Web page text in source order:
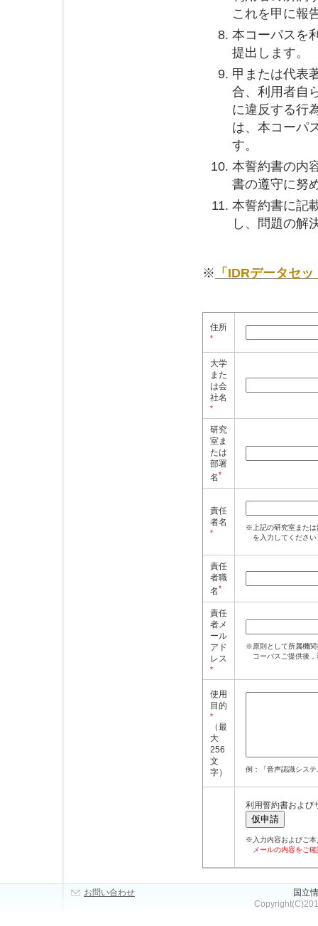
これを甲に報
本コーパスを
提出します。
甲または代表
合、利用者自
に違反する行
は、本コーパ
す。
本誓約書の内
書の遵守に努
本誓約書に記
し、問題の解
※ 「IDRデータセ
住所
*
大学
また
は会
社名
*
研究
室ま
たは
部署
名*
責任
者名
*
※上記の研究室または
を入力してください
責任
者職
名*
責任
者メ
ール
アド
レス
*
※原則として所属機関
コーパスご提供後，
使用
目的
*
（最
大
256
文
字）
例：「音声認識シス
利用誓約書および
仮申請
※入力内容およびご本
メールの内容をご確
お問い合わせ
国立